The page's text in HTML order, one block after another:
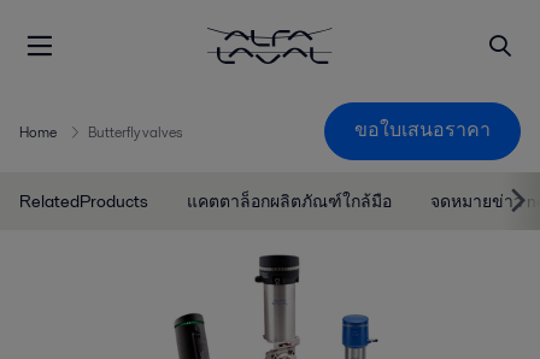
Home Butterfly valves ขอใบเสนอราคา
RelatedProducts แคตตาล็อกผลิตภัณฑ์ใกล้มือ จดหมายข่าว